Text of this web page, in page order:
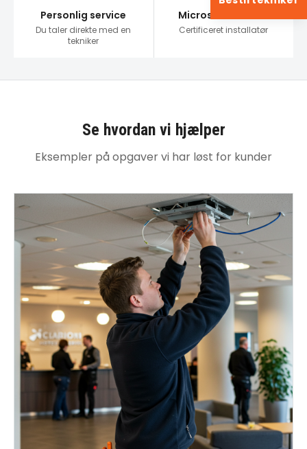
Personlig service
Du taler direkte med en
tekniker
Microsoft Partner
Certificeret installatør
Se hvordan vi hjælper
Eksempler på opgaver vi har løst for kunder